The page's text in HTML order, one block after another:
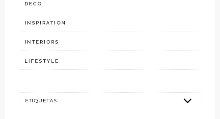
DECO
INSPIRATION
INTERIORS
LIFESTYLE